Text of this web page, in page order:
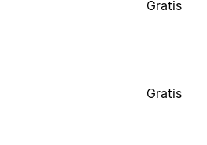
Gratis
Gratis